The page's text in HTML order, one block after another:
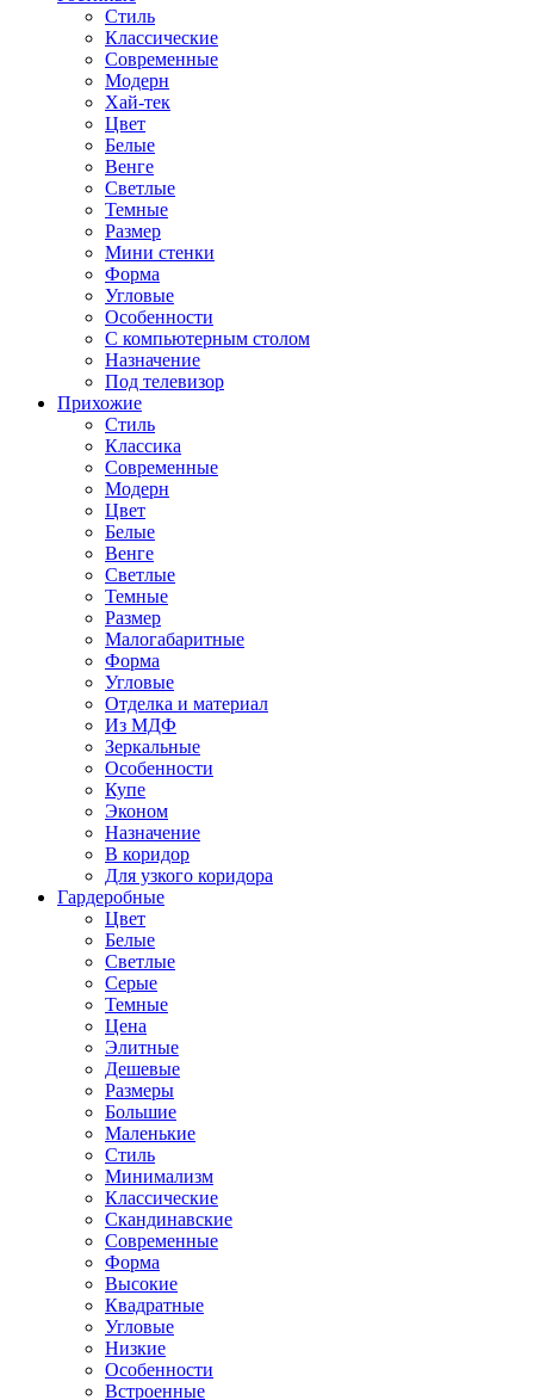
Стиль
Классические
Современные
Модерн
Хай-тек
Цвет
Белые
Венге
Светлые
Темные
Размер
Мини стенки
Форма
Угловые
Особенности
С компьютерным столом
Назначение
Под телевизор
Прихожие
Стиль
Классика
Современные
Модерн
Цвет
Белые
Венге
Светлые
Темные
Размер
Малогабаритные
Форма
Угловые
Отделка и материал
Из МДФ
Зеркальные
Особенности
Купе
Эконом
Назначение
В коридор
Для узкого коридора
Гардеробные
Цвет
Белые
Светлые
Серые
Темные
Цена
Элитные
Дешевые
Размеры
Большие
Маленькие
Стиль
Минимализм
Классические
Скандинавские
Современные
Форма
Высокие
Квадратные
Угловые
Низкие
Особенности
Встроенные